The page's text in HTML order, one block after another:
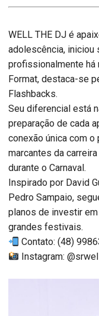
WELL THE DJ é
adolescência, iniciou
profissionalmente há
Format, destaca-se
Flashbacks.
Seu diferencial está
preparação de cada
conexão única com
marcantes da
durante o Carnaval.
Inspirado por David
Pedro Sampaio,
planos de investir
grandes festivais.
Contato: (48)
Instagram: